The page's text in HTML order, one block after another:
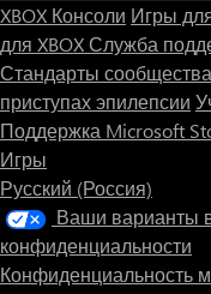
XBOX Консоли Игры
для XBOXСлужба
Стандарты сообщества
приступах эпилепсии
Поддержка Microsoft
Игры
Русский (Россия)
Ваши варианты
конфиденциальности
Конфиденциальность